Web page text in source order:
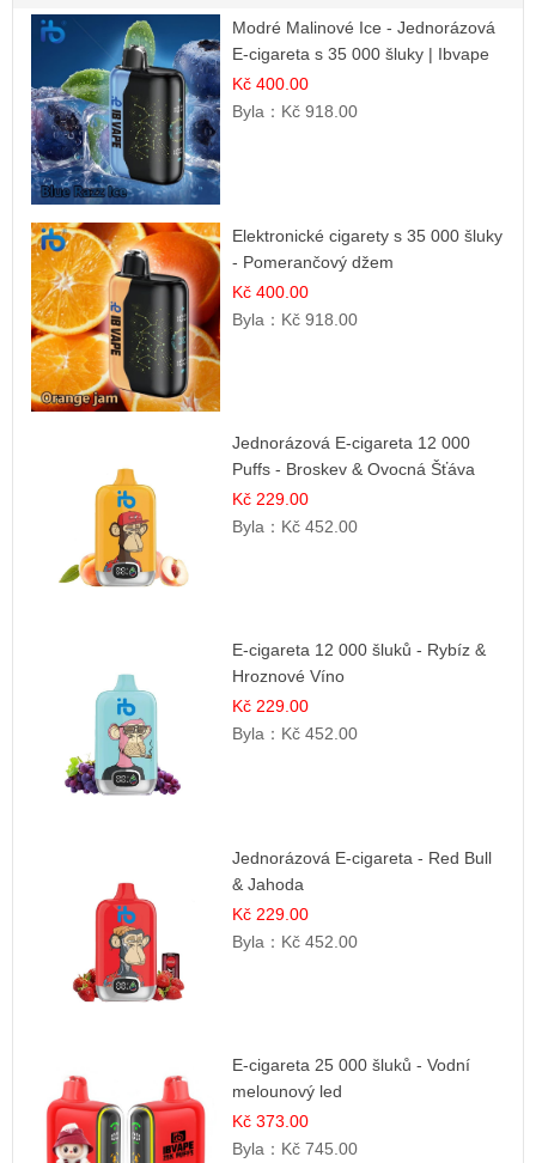
Modré Malinové Ice - Jednorázová
E-cigareta s 35 000 šluky | Ibvape
Kč 400.00
Byla： Kč 918.00
Elektronické cigarety s 35 000 šluky
- Pomerančový džem
Kč 400.00
Byla： Kč 918.00
Jednorázová E-cigareta 12 000
Puffs - Broskev & Ovocná Šťáva
Kč 229.00
Byla： Kč 452.00
E-cigareta 12 000 šluků - Rybíz &
Hroznové Víno
Kč 229.00
Byla： Kč 452.00
Jednorázová E-cigareta - Red Bull
& Jahoda
Kč 229.00
Byla： Kč 452.00
E-cigareta 25 000 šluků - Vodní
melounový led
Kč 373.00
Byla： Kč 745.00